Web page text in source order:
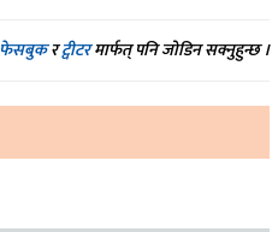
फेसबुकरट्वीटरमार्फत् पनि जोडिन सक्नुहुन्छ ।